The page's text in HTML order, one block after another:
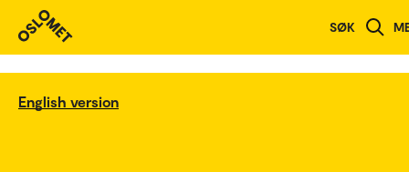
SØK
English version